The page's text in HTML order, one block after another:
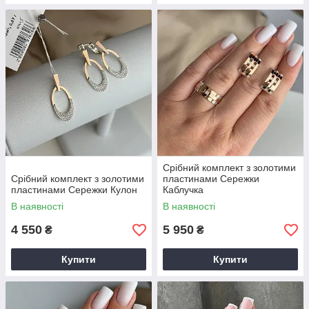
Срібний комплект з золотими
пластинами Сережки Кулон
В наявності
4 550 ₴
Купити
Срібний комплект з золотими
пластинами Сережки
Каблучка
В наявності
5 950 ₴
Купити